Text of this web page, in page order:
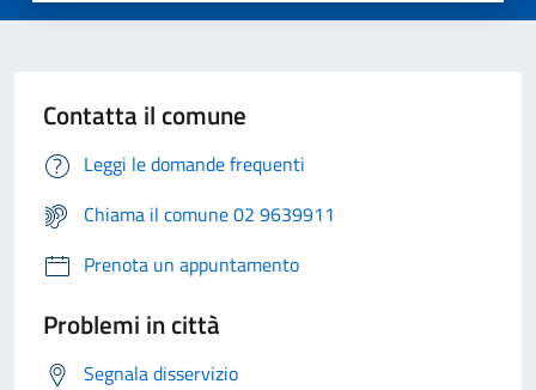
Contatta il comune
Leggi le domande frequenti
Chiama il comune 02 9639911
Prenota un appuntamento
Problemi in città
Segnala disservizio